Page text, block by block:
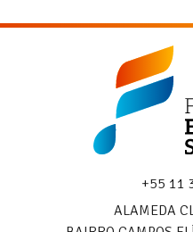
Fundação
Energia
Saneamento
+55 11
ALAMEDA